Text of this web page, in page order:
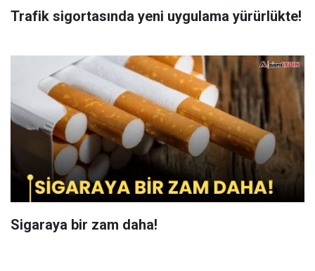
Trafik sigortasında yeni uygulama yürürlükte!
Sigaraya bir zam daha!